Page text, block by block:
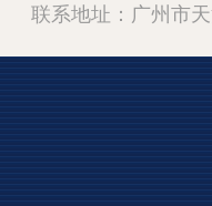
联系地址：广州市